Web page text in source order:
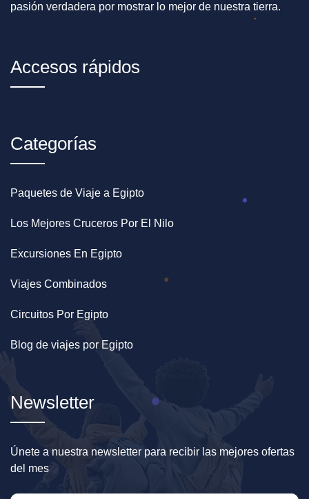
pasión verdadera por mostrar lo mejor de nuestra tierra.
Accesos rápidos
Categorías
Paquetes de Viaje a Egipto
Los Mejores Cruceros Por El Nilo
Excursiones En Egipto
Viajes Combinados
Circuitos Por Egipto
Blog de viajes por Egipto
Newsletter
Únete a nuestra newsletter para recibir las mejores ofertas
del mes